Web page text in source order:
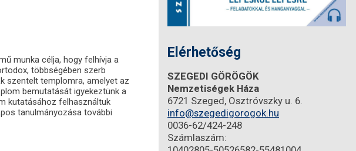
munka célja, hogy felhívja a
többségében szerb
szentelt templomra, amelyet az
bemutatását igyekeztünk a
kutatásához felhasználtuk
tanulmányozása további
Elérhetőség
SZEGEDI GÖRÖGÖK
Nemzetiségek Háza
6721 Szeged, Osztróvszky u. 6.
info@szegedigorogok.hu
0036-62/424-248
Számlaszám: